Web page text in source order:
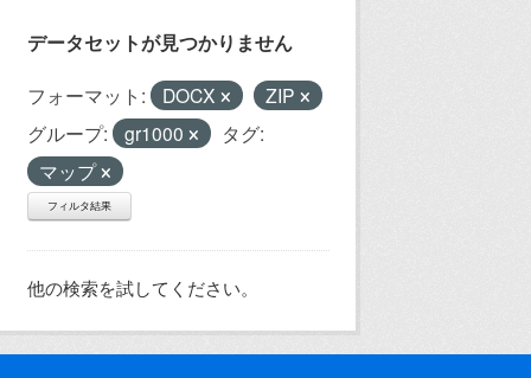
データセットが見つかりません
フォーマット: DOCX
ZIP
グループ:
gr1000
タグ:
マップ
フィルタ結果
他の検索を試してください。